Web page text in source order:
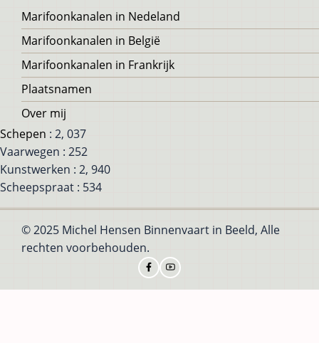
Voet
Marifoonkanalen in Nedeland
Marifoonkanalen in België
Marifoonkanalen in Frankrijk
Plaatsnamen
Over mij
Schepen : 2, 037
Vaarwegen : 252
Kunstwerken : 2, 940
Scheepspraat : 534
© 2025 Michel Hensen Binnenvaart in Beeld, Alle
rechten voorbehouden.